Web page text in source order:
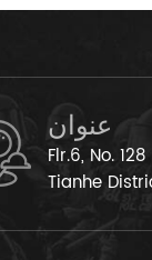
عنوان
Flr.6, No.
Tianhe